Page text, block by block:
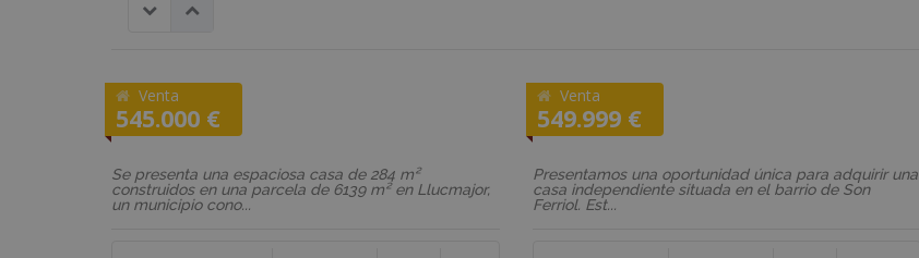
Venta
545.000 €
REF: VD534
Casa
Se presenta una espaciosa casa de 284 m²
construidos en una parcela de 6139 m² en Llucmajor,
un municipio cono...
Venta
549.999 €
REF: VD586
Casa
Presentamos una oportunidad única para adquirir una
casa independiente situada en el barrio de Son
Ferriol. Est...